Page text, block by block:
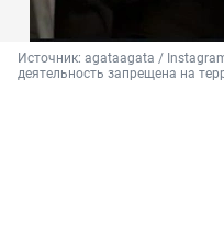
Источник: agataagata /
деятельность запрещена на